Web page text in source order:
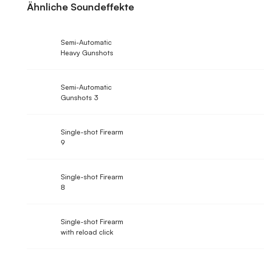
Ähnliche Soundeffekte
Semi-Automatic
Heavy Gunshots
Semi-Automatic
Gunshots 3
Single-shot Firearm
9
Single-shot Firearm
8
Single-shot Firearm
with reload click